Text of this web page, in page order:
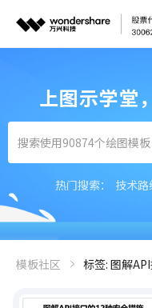
上图示学堂
热门搜索： 技术路
模板社区